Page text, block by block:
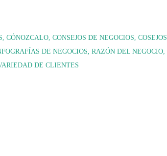
CÓNOZCALO CONSEJOS DE NEGOCIOS COSEJOS
DE NEGOCIOS RAZÓN DEL NEGOCIO
DE CLIENTES